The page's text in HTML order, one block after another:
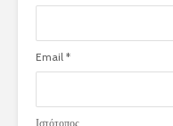
Email *
Ιστότοπος